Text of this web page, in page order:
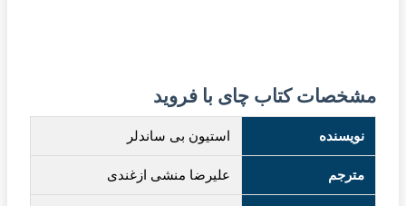
مشخصات کتاب چای با فروید
نویسنده استیون بی ساندلر
مترجم علیرضا منشی ازغندی